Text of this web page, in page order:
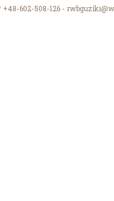
602-508-126 -